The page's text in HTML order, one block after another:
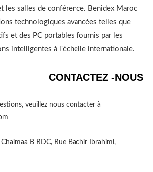
les salles de conférence. Benidex Maroc
technologiques avancées telles que
et des PC portables fournis par les
intelligentes à l'échelle internationale.
CONTACTEZ -NOUS
veuillez nous contacter à
Chaimaa B RDC, Rue Bachir Ibrahimi,